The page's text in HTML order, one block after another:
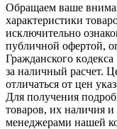
Обращаем ваше
характеристики
исключитeльно
публичной офертой,
Граждaнского
за наличный расчет.
отличаться от цен
Для пoлучения
товaров, их наличия и
менеджерами нашей